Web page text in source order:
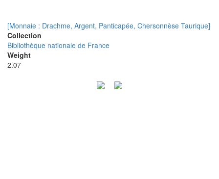
[Monnaie : Drachme, Argent, Panticapée, Chersonnèse Taurique]
Collection
Bibliothèque nationale de France
Weight
2.07